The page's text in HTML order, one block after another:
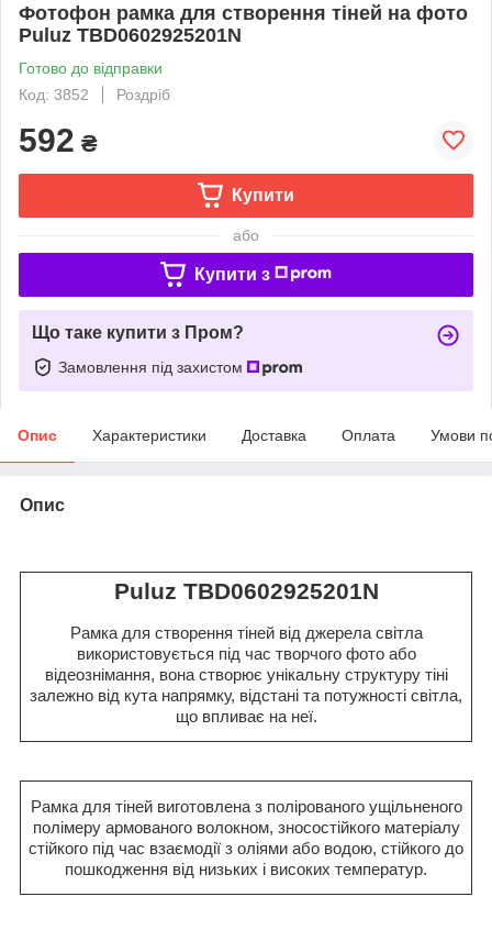
Фотофон рамка для створення тіней на фото
Puluz TBD0602925201N
Готово до відправки
Код: 3852
Роздріб
592 ₴
Купити
або
Купити з
Що таке купити з Пром?
Замовлення під захистом
Опис Характеристики Доставка Оплата Умови
Опис
Puluz TBD0602925201N
Рамка для створення тіней від джерела світла
використовується під час творчого фото або
відеознімання, вона створює унікальну структуру тіні
залежно від кута напрямку, відстані та потужності світла,
що впливає на неї.
Рамка для тіней виготовлена з полірованого ущільненого
полімеру армованого волокном, зносостійкого матеріалу
стійкого під час взаємодії з оліями або водою, стійкого до
пошкодження від низьких і високих температур.